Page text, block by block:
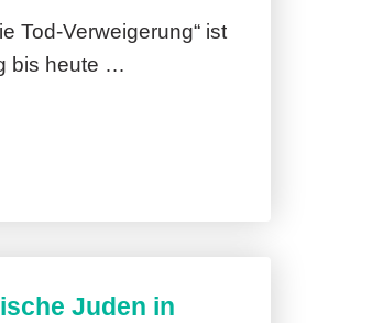
Tod-Verweigerung“ ist
bis heute …
Juden in